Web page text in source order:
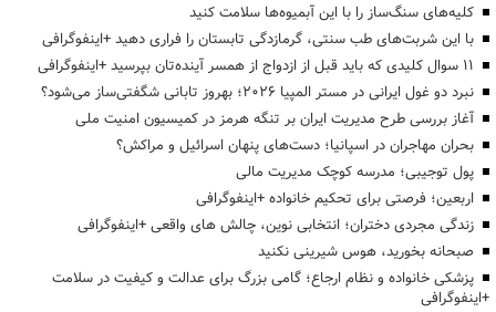
کلیه‌های سنگ‌ساز را با این آبمیوه‌ها سلامت کنید
با این شربت‌های طب سنتی، گرمازدگی تابستان را فراری دهید +اینفوگرافی
۱۱ سوال کلیدی که باید قبل از ازدواج از همسر آینده‌تان بپرسید +اینفوگرافی
نبرد دو غول ایرانی در مستر المپیا ۲۰۲۶؛ بهروز تابانی شگفتی‌ساز می‌شود؟
آغاز بررسی طرح مدیریت ایران بر تنگه هرمز در کمیسیون امنیت ملی
بحران مهاجران در اسپانیا؛ دست‌های پنهان اسرائیل و مراکش؟
پول توجیبی؛ مدرسه کوچک مدیریت مالی
اربعین؛ فرصتی برای تحکیم خانواده +اینفوگرافی
زندگی مجردی دختران؛ انتخابی نوین، چالش های واقعی +اینفوگرافی
صبحانه بخورید، هوس شیرینی نکنید
پزشکی خانواده و نظام ارجاع؛ گامی بزرگ برای عدالت و کیفیت در سلامت
+اینفوگرافی